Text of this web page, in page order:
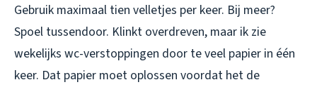
Gebruik maximaal tien velletjes per keer. Bij meer?
Spoel tussendoor. Klinkt overdreven, maar ik zie
wekelijks wc-verstoppingen door te veel papier in één
keer. Dat papier moet oplossen voordat het de